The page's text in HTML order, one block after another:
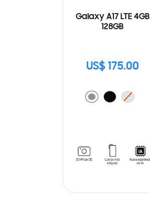
Galaxy A17 LTE 4GB
128GB
US$ 175.00